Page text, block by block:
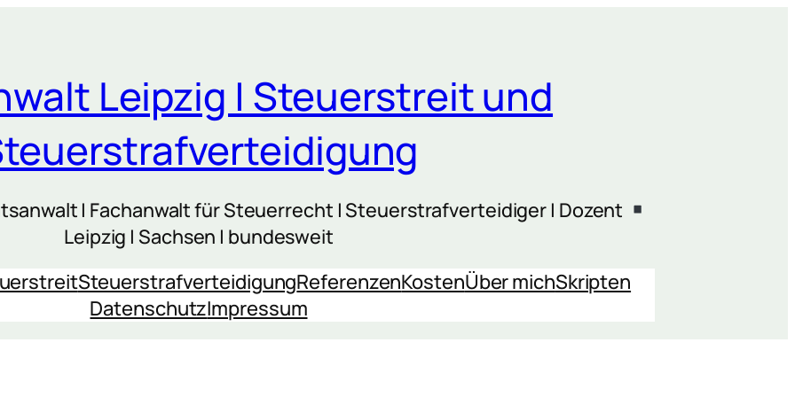
Leipzig | Steuerstreit und
| Fachanwalt für Steuerrecht | Steuerstrafverteidiger | Dozent
Leipzig | Sachsen | bundesweit
SteuerstrafverteidigungReferenzenKostenÜber michSkripten
DatenschutzImpressum